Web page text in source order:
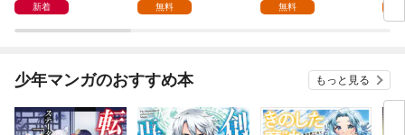
新着 無料 無料
少年マンガのおすすめ本 もっと見る